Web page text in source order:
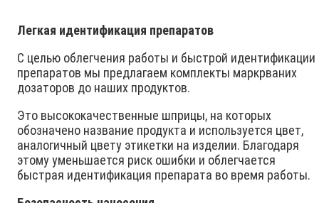
Легкая идентификация препаратов
С целью облегчения работы и быстрой идентификации
препаратов мы предлагаем комплекты маркрваних
дозаторов до наших продуктов.
Это высококачественные шприцы, на которых
обозначено название продукта и используется цвет,
аналогичный цвету этикетки на изделии. Благодаря
этому уменьшается риск ошибки и облегчается
быстрая идентификация препарата во время работы.